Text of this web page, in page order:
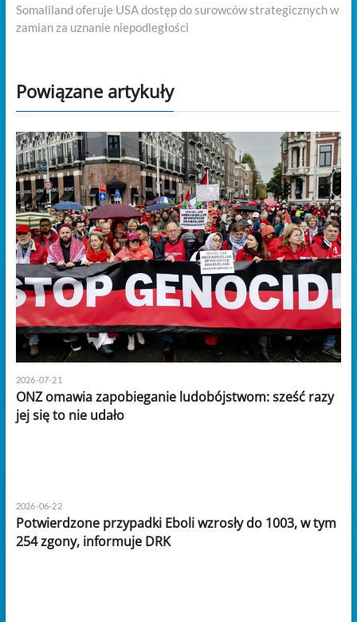
post:
Somaliland oferuje USA dostęp do surowców strategicznych w
zamian za uznanie niepodległości
Powiązane artykuły
2026-07-21
ONZ omawia zapobieganie ludobójstwom: sześć razy
jej się to nie udało
2026-06-22
Potwierdzone przypadki Eboli wzrosły do 1003, w tym
254 zgony, informuje DRK